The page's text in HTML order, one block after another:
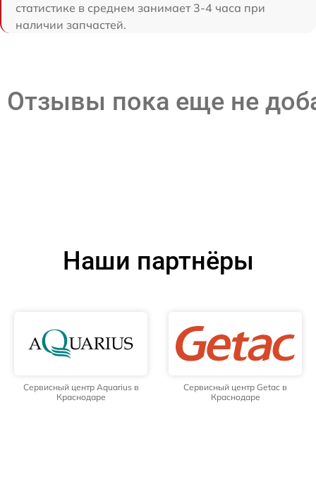
статистике в среднем занимает 3-4 часа при
наличии запчастей.
Отзывы пока еще не
Наши партнёры
Сервисный центр Aquarius в
Краснодаре
Сервисный центр Getac в
Краснодаре